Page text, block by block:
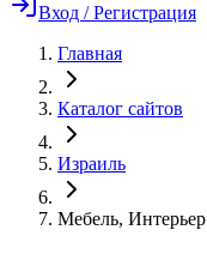
Вход / Регистрация
Главная
Каталог сайтов
Израиль
Мебель, Интерьер